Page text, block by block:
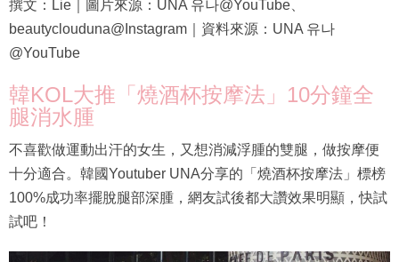
撰文：Lie｜圖片來源：UNA 유나@YouTube、
beautyclouduna@Instagram｜資料來源：UNA 유나
@YouTube
韓KOL大推「燒酒杯按摩法」10分鐘全
腿消水腫
不喜歡做運動出汗的女生，又想消減浮腫的雙腿，做按摩便
十分適合。韓國Youtuber UNA分享的「燒酒杯按摩法」標榜
100%成功率擺脫腿部深腫，網友試後都大讚效果明顯，快試
試吧！